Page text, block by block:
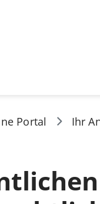
Ihr
Portal